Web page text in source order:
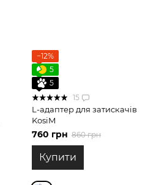
−12%
5
5
15
L-адаптер для затискачів
KosiM
760 грн 860 грн
Купити